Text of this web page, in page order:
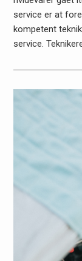
service er at
kompetent
service.